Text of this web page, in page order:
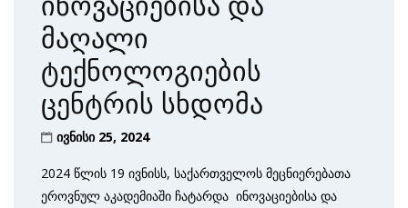
მაღალი
ტექნოლოგიების
ცენტრის სხდომა
ივნისი 25, 2024
2024 წლის 19 ივნისს, საქართველოს მეცნიერებათა
ეროვნულ აკადემიაში ჩატარდა ინოვაციებისა და